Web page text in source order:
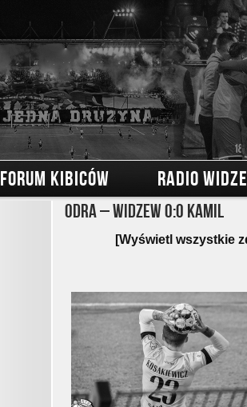
FORUM KIBICÓW RADIO
Odra – Widzew 0:0 Kamil
[Wyświetl wszystkie